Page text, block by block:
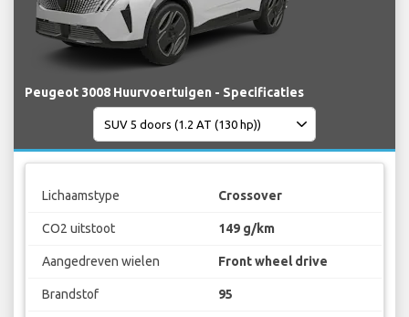
Peugeot 3008 Huurvoertuigen - Specificaties
Lichaamstype Crossover
CO2 uitstoot 149 g/km
Aangedreven wielen Front wheel drive
Brandstof 95